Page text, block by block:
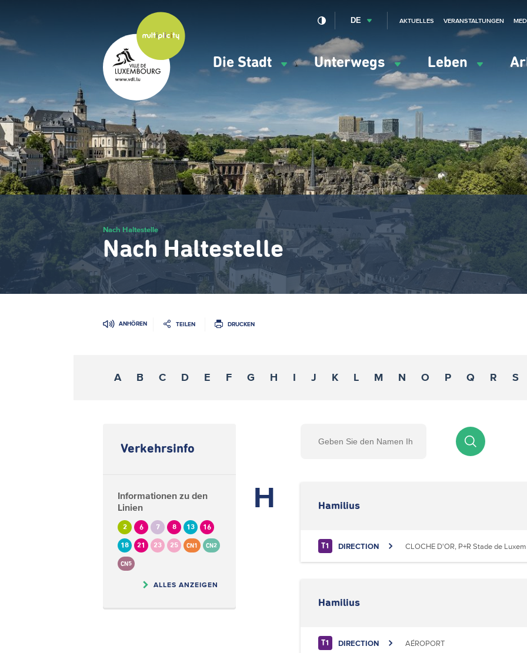
gehen
Navigation
principale
Die Stadt Unterwegs Leben
DE AKTUELLES VERANSTALTUNGEN
Nach Haltestelle
Nach Haltestelle
ANHÖREN TEILEN DRUCKEN
A B C D E F G H I J K L M N O P Q R S
Verkehrsinfo
Informationen zu den
Linien
2 6 7 8 13 16
18 21 23 25 CN1 CN2
CN5
ALLES ANZEIGEN
H Hamilius
T1 DIRECTION CLOCHE D'OR, P+R Stade de
Hamilius
T1 DIRECTION AÉROPORT